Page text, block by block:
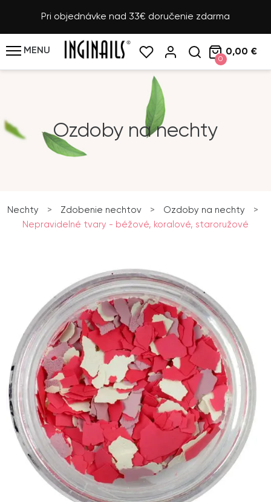
Pri objednávke nad 33€ doručenie zdarma
MENU
0
0,00 €
Ozdoby na nechty
Nechty > Zdobenie nechtov > Ozdoby na nechty
>
Nepravidelné tvary - béžové, koralové, staroružové